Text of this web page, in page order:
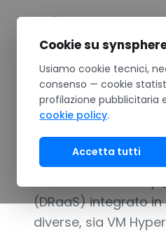
Home/Cloud/Microsoft
REPLICA VM CROSS-
Azure
Azure Site
(DRaaS) integrato in
diverse, sia VM
Cookie su
Usiamo cookie tecnici,
consenso — cookie
profilazione pubblicitaria
cookie policy.
Accetta tutti